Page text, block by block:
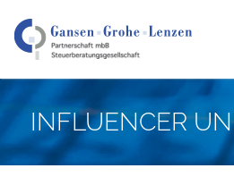
INFLUENCER